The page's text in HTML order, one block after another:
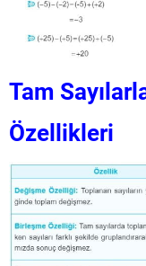
Tam
Özellikleri